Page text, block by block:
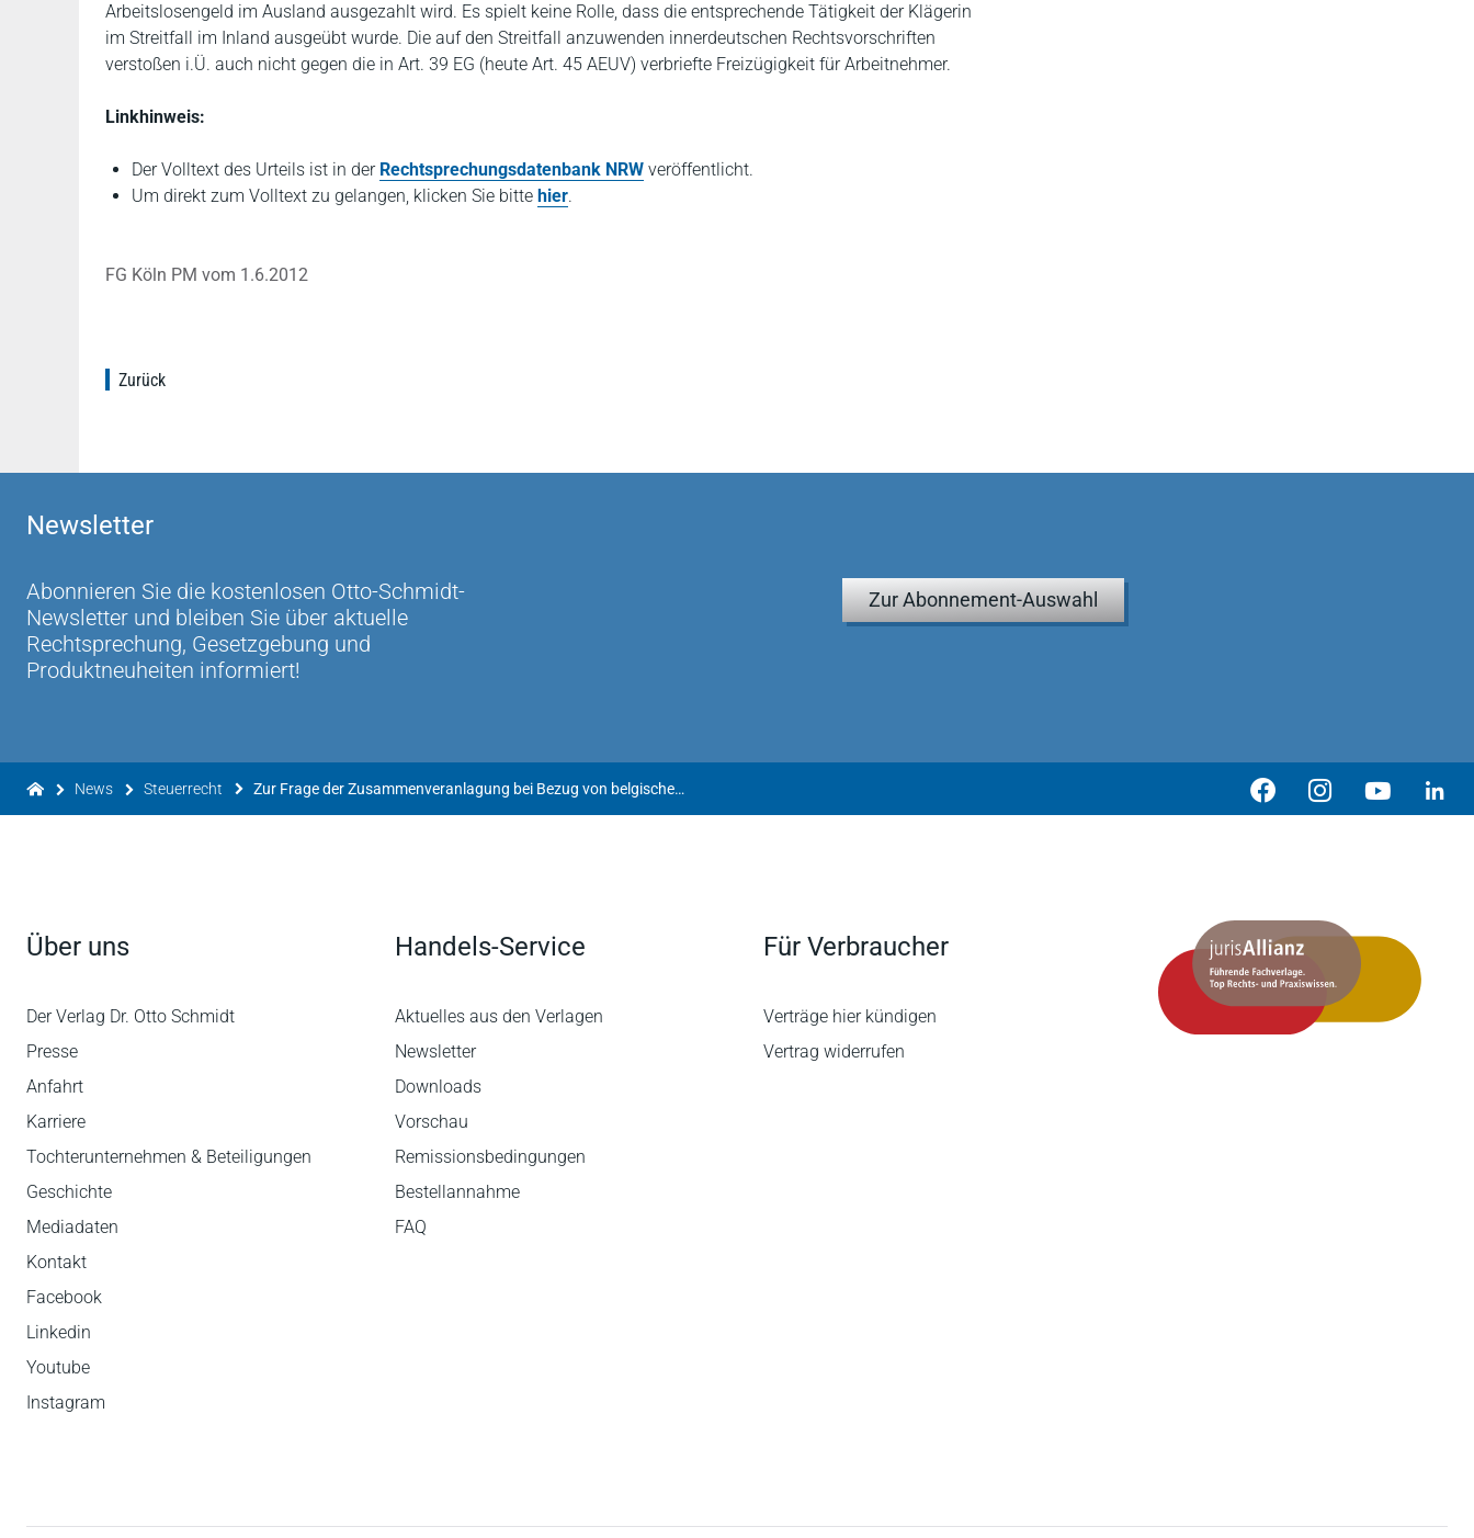
Arbeitslosengeld im Ausland ausgezahlt wird. Es spielt keine Rolle, dass die entsprechende Tätigkeit der Klägerin
im Streitfall im Inland ausgeübt wurde. Die auf den Streitfall anzuwenden innerdeutschen Rechtsvorschriften
verstoßen i.Ü. auch nicht gegen die in Art. 39 EG (heute Art. 45 AEUV) verbriefte Freizügigkeit für Arbeitnehmer.
Linkhinweis:
Der Volltext des Urteils ist in der Rechtsprechungsdatenbank NRW veröffentlicht.
Um direkt zum Volltext zu gelangen, klicken Sie bitte hier.
FG Köln PM vom 1.6.2012
Zurück
Newsletter
Abonnieren Sie die kostenlosen Otto-Schmidt-
Newsletter und bleiben Sie über aktuelle
Rechtsprechung, Gesetzgebung und
Produktneuheiten informiert!
Zur Abonnement-Auswahl
News Steuerrecht Zur Frage der Zusammenveranlagung bei Bezug von belgischem Arbeitslosengeld
Über uns
Der Verlag Dr. Otto Schmidt
Presse
Anfahrt
Karriere
Tochterunternehmen & Beteiligungen
Geschichte
Mediadaten
Kontakt
Facebook
Linkedin
Youtube
Instagram
Handels-Service
Aktuelles aus den Verlagen
Newsletter
Downloads
Vorschau
Remissionsbedingungen
Bestellannahme
FAQ
Für Verbraucher
Verträge hier kündigen
Vertrag widerrufen